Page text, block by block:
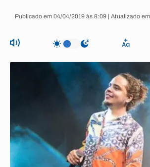
Publicado em 04/04/2019 às 8:09 | Atualizado